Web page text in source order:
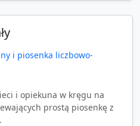
i piosenka liczbowo-
i opiekuna w kręgu na
prostą piosenkę z